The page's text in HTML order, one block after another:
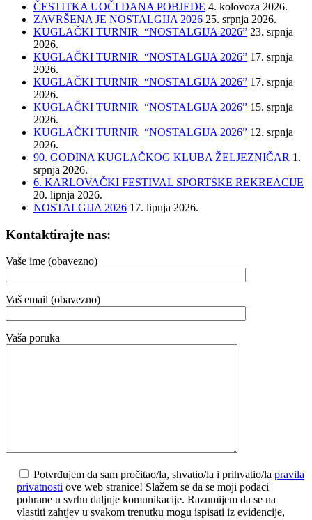
ČESTITKA UOČI DANA POBJEDE 4. kolovoza 2026.
ZAVRŠENA JE NOSTALGIJA 2026 25. srpnja 2026.
KUGLAČKI TURNIR “NOSTALGIJA 2026” 23. srpnja
2026.
KUGLAČKI TURNIR “NOSTALGIJA 2026” 17. srpnja
2026.
KUGLAČKI TURNIR “NOSTALGIJA 2026” 17. srpnja
2026.
KUGLAČKI TURNIR “NOSTALGIJA 2026” 15. srpnja
2026.
KUGLAČKI TURNIR “NOSTALGIJA 2026” 12. srpnja
2026.
90. GODINA KUGLAČKOG KLUBA ŽELJEZNIČAR 1.
srpnja 2026.
6. KARLOVAČKI FESTIVAL SPORTSKE REKREACIJE
20. lipnja 2026.
NOSTALGIJA 2026 17. lipnja 2026.
Kontaktirajte nas:
Vaše ime (obavezno)
Vaš email (obavezno)
Vaša poruka
Potvrđujem da sam pročitao/la, shvatio/la i prihvatio/la pravila
privatnosti ove web stranice! Slažem se da se moji podaci
pohrane u svrhu daljnje komunikacije. Razumijem da se na
vlastiti zahtjev u svakom trenutku mogu ispisati iz evidencije,